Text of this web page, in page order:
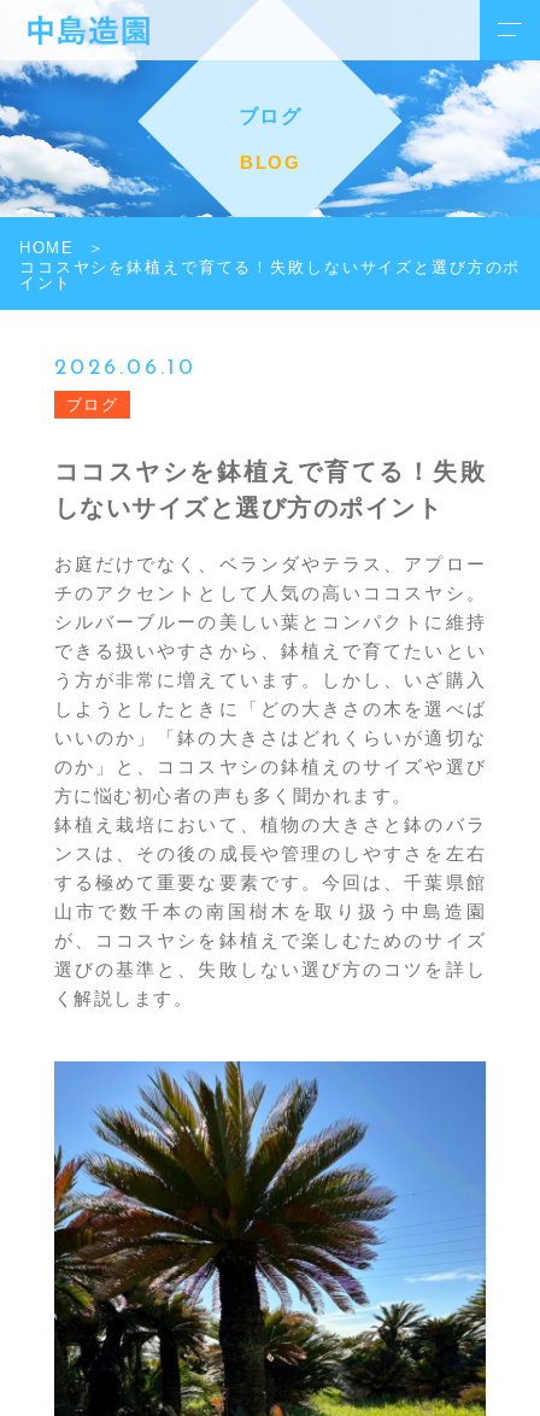
ブログ
BLOG
HOME
ココスヤシを鉢植えで育てる！失敗しないサイズと選び方のポ
イント
2026.06.10
ブログ
ココスヤシを鉢植えで育てる！失敗
しないサイズと選び方のポイント
お庭だけでなく、ベランダやテラス、アプロー
チのアクセントとして人気の高いココスヤシ。
シルバーブルーの美しい葉とコンパクトに維持
できる扱いやすさから、鉢植えで育てたいとい
う方が非常に増えています。しかし、いざ購入
しようとしたときに「どの大きさの木を選べば
いいのか」「鉢の大きさはどれくらいが適切な
のか」と、ココスヤシの鉢植えのサイズや選び
方に悩む初心者の声も多く聞かれます。
鉢植え栽培において、植物の大きさと鉢のバラ
ンスは、その後の成長や管理のしやすさを左右
する極めて重要な要素です。今回は、千葉県館
山市で数千本の南国樹木を取り扱う中島造園
が、ココスヤシを鉢植えで楽しむためのサイズ
選びの基準と、失敗しない選び方のコツを詳し
く解説します。